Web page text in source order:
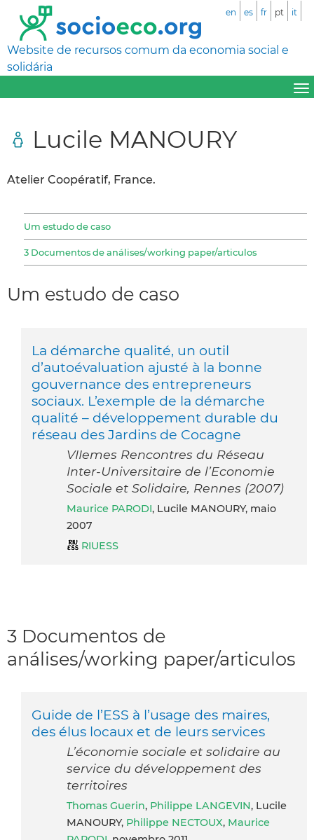
Website de recursos comum da economia social e
solidária
en es fr pt it
Lucile MANOURY
Atelier Coopératif, France.
Um estudo de caso
3 Documentos de análises/working paper/articulos
Um estudo de caso
La démarche qualité, un outil
d’autoévaluation ajusté à la bonne
gouvernance des entrepreneurs
sociaux. L’exemple de la démarche
qualité – développement durable du
réseau des Jardins de Cocagne
VIIemes Rencontres du Réseau
Inter-Universitaire de l’Economie
Sociale et Solidaire, Rennes (2007)
Maurice PARODI, Lucile MANOURY, maio
2007
RIUESS
3 Documentos de
análises/working paper/articulos
Guide de l’ESS à l’usage des maires,
des élus locaux et de leurs services
L’économie sociale et solidaire au
service du développement des
territoires
Thomas Guerin, Philippe LANGEVIN, Lucile
MANOURY, Philippe NECTOUX, Maurice